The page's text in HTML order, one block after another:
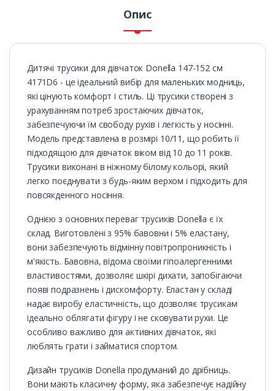
Опис
Дитячі трусики для дівчаток Donella 147-152 см
4171D6 - це ідеальний вибір для маленьких модниць,
які цінують комфорт і стиль. Ці трусики створені з
урахуванням потреб зростаючих дівчаток,
забезпечуючи їм свободу рухів і легкість у носінні.
Модель представлена в розмірі 10/11, що робить її
підходящою для дівчаток віком від 10 до 11 років.
Трусики виконані в ніжному білому кольорі, який
легко поєднувати з будь-яким верхом і підходить для
повсякденного носіння.
Однією з основних переваг трусиків Donella є їх
склад. Виготовлені з 95% бавовни і 5% еластану,
вони забезпечують відмінну повітропроникність і
м'якість. Бавовна, відома своїми гіпоалергенними
властивостями, дозволяє шкірі дихати, запобігаючи
появі подразнень і дискомфорту. Еластан у складі
надає виробу еластичність, що дозволяє трусикам
ідеально облягати фігуру і не сковувати рухи. Це
особливо важливо для активних дівчаток, які
люблять грати і займатися спортом.
Дизайн трусиків Donella продуманий до дрібниць.
Вони мають класичну форму, яка забезпечує надійну